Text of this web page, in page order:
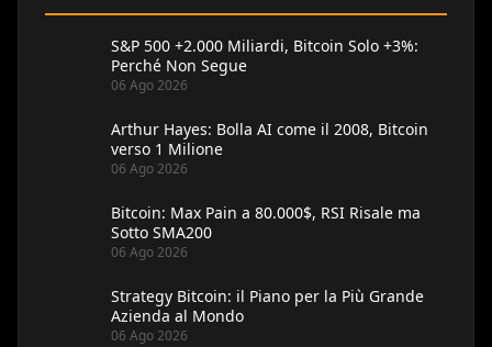
S&P 500 +2.000 Miliardi, Bitcoin Solo +3%:
Perché Non Segue
06 Ago 2026
Arthur Hayes: Bolla AI come il 2008, Bitcoin
verso 1 Milione
06 Ago 2026
Bitcoin: Max Pain a 80.000$, RSI Risale ma
Sotto SMA200
06 Ago 2026
Strategy Bitcoin: il Piano per la Più Grande
Azienda al Mondo
06 Ago 2026